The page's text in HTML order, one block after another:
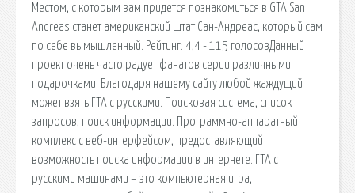
Местом, с которым вам придется познакомиться в GTA San
Andreas станет американский штат Сан-Андреас, который сам
по себе вымышленный. Рейтинг: 4,4 - 115 голосовДанный
проект очень часто радует фанатов серии различными
подарочками. Благодаря нашему сайту любой жаждущий
может взять ГТА с русскими. Поисковая сиcтема, список
запросов, поиск информации. Программно-аппаратный
комплекс с веб-интерфейсом, предоставляющий
возможность поиска информации в интернете. ГТА с
русскими машинами – это компьютерная игра,